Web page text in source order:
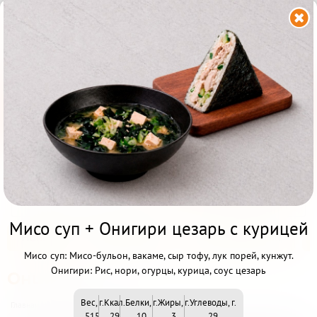
Дальнегорск ул.
Осипенко 43
+7 (924) 250-79-79
Пн-Чт: 11:00 - 21:00
Пт-Вс: 11:00-22:00
Личный кабинет
Франшиза
Акции и скидки
Наборы Ваш Выбор От Бренд Шефа
Онигири
Онигири> Онигири

Мисо суп + Онигири цезарь с курицей
Мисо суп: Мисо-бульон, вакаме, сыр тофу, лук порей, кунжут.
Онигири: Рис, нори, огурцы, курица, соус цезарь
Вес, г.Ккал.Белки, г.Жиры, г.Углеводы, г.